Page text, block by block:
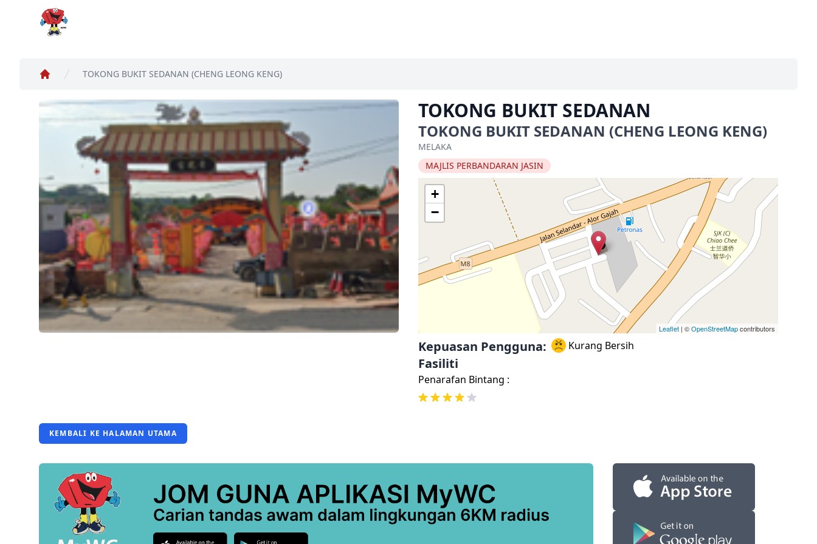
MyWC
TOKONG BUKIT SEDANAN (CHENG LEONG KENG)
TOKONG BUKIT SEDANAN
TOKONG BUKIT SEDANAN (CHENG LEONG KENG)
MELAKA
MAJLIS PERBANDARAN JASIN
+
−
Leaflet | ©OpenStreetMapcontributors
Kepuasan Pengguna: Kurang Bersih
Fasiliti
Penarafan Bintang :
KEMBALI KE HALAMAN UTAMA